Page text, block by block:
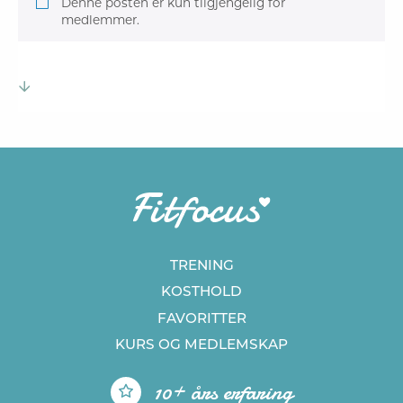
medlemmer.
TRENING
KOSTHOLD
FAVORITTER
KURS OG MEDLEMSKAP
10+ års erfaring